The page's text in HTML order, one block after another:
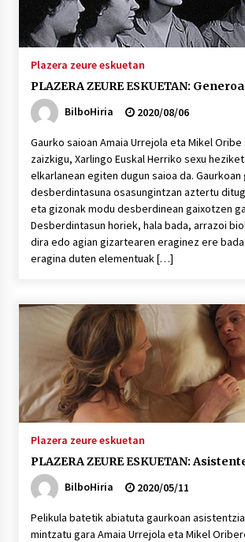
Plazera zeure eskuetan
PLAZERA ZEURE ESKUETAN:
BilboHiria
2020/08/06
Gaurko saioan Amaia Urrejola eta Mikel
zaizkigu, Xarlingo Euskal Herriko sexu
elkarlanean egiten dugun saioa da. Gaurkoan
desberdintasuna osasungintzan aztertu
eta gizonak modu desberdinean gaixotzen
Desberdintasun horiek, hala bada, arrazoi
dira edo agian gizartearen eraginez ere
eragina duten elementuak […]
Plazera zeure eskuetan
PLAZERA ZEURE ESKUETAN:
BilboHiria
2020/05/11
Pelikula batetik abiatuta gaurkoan
mintzatu gara Amaia Urrejola eta Mikel